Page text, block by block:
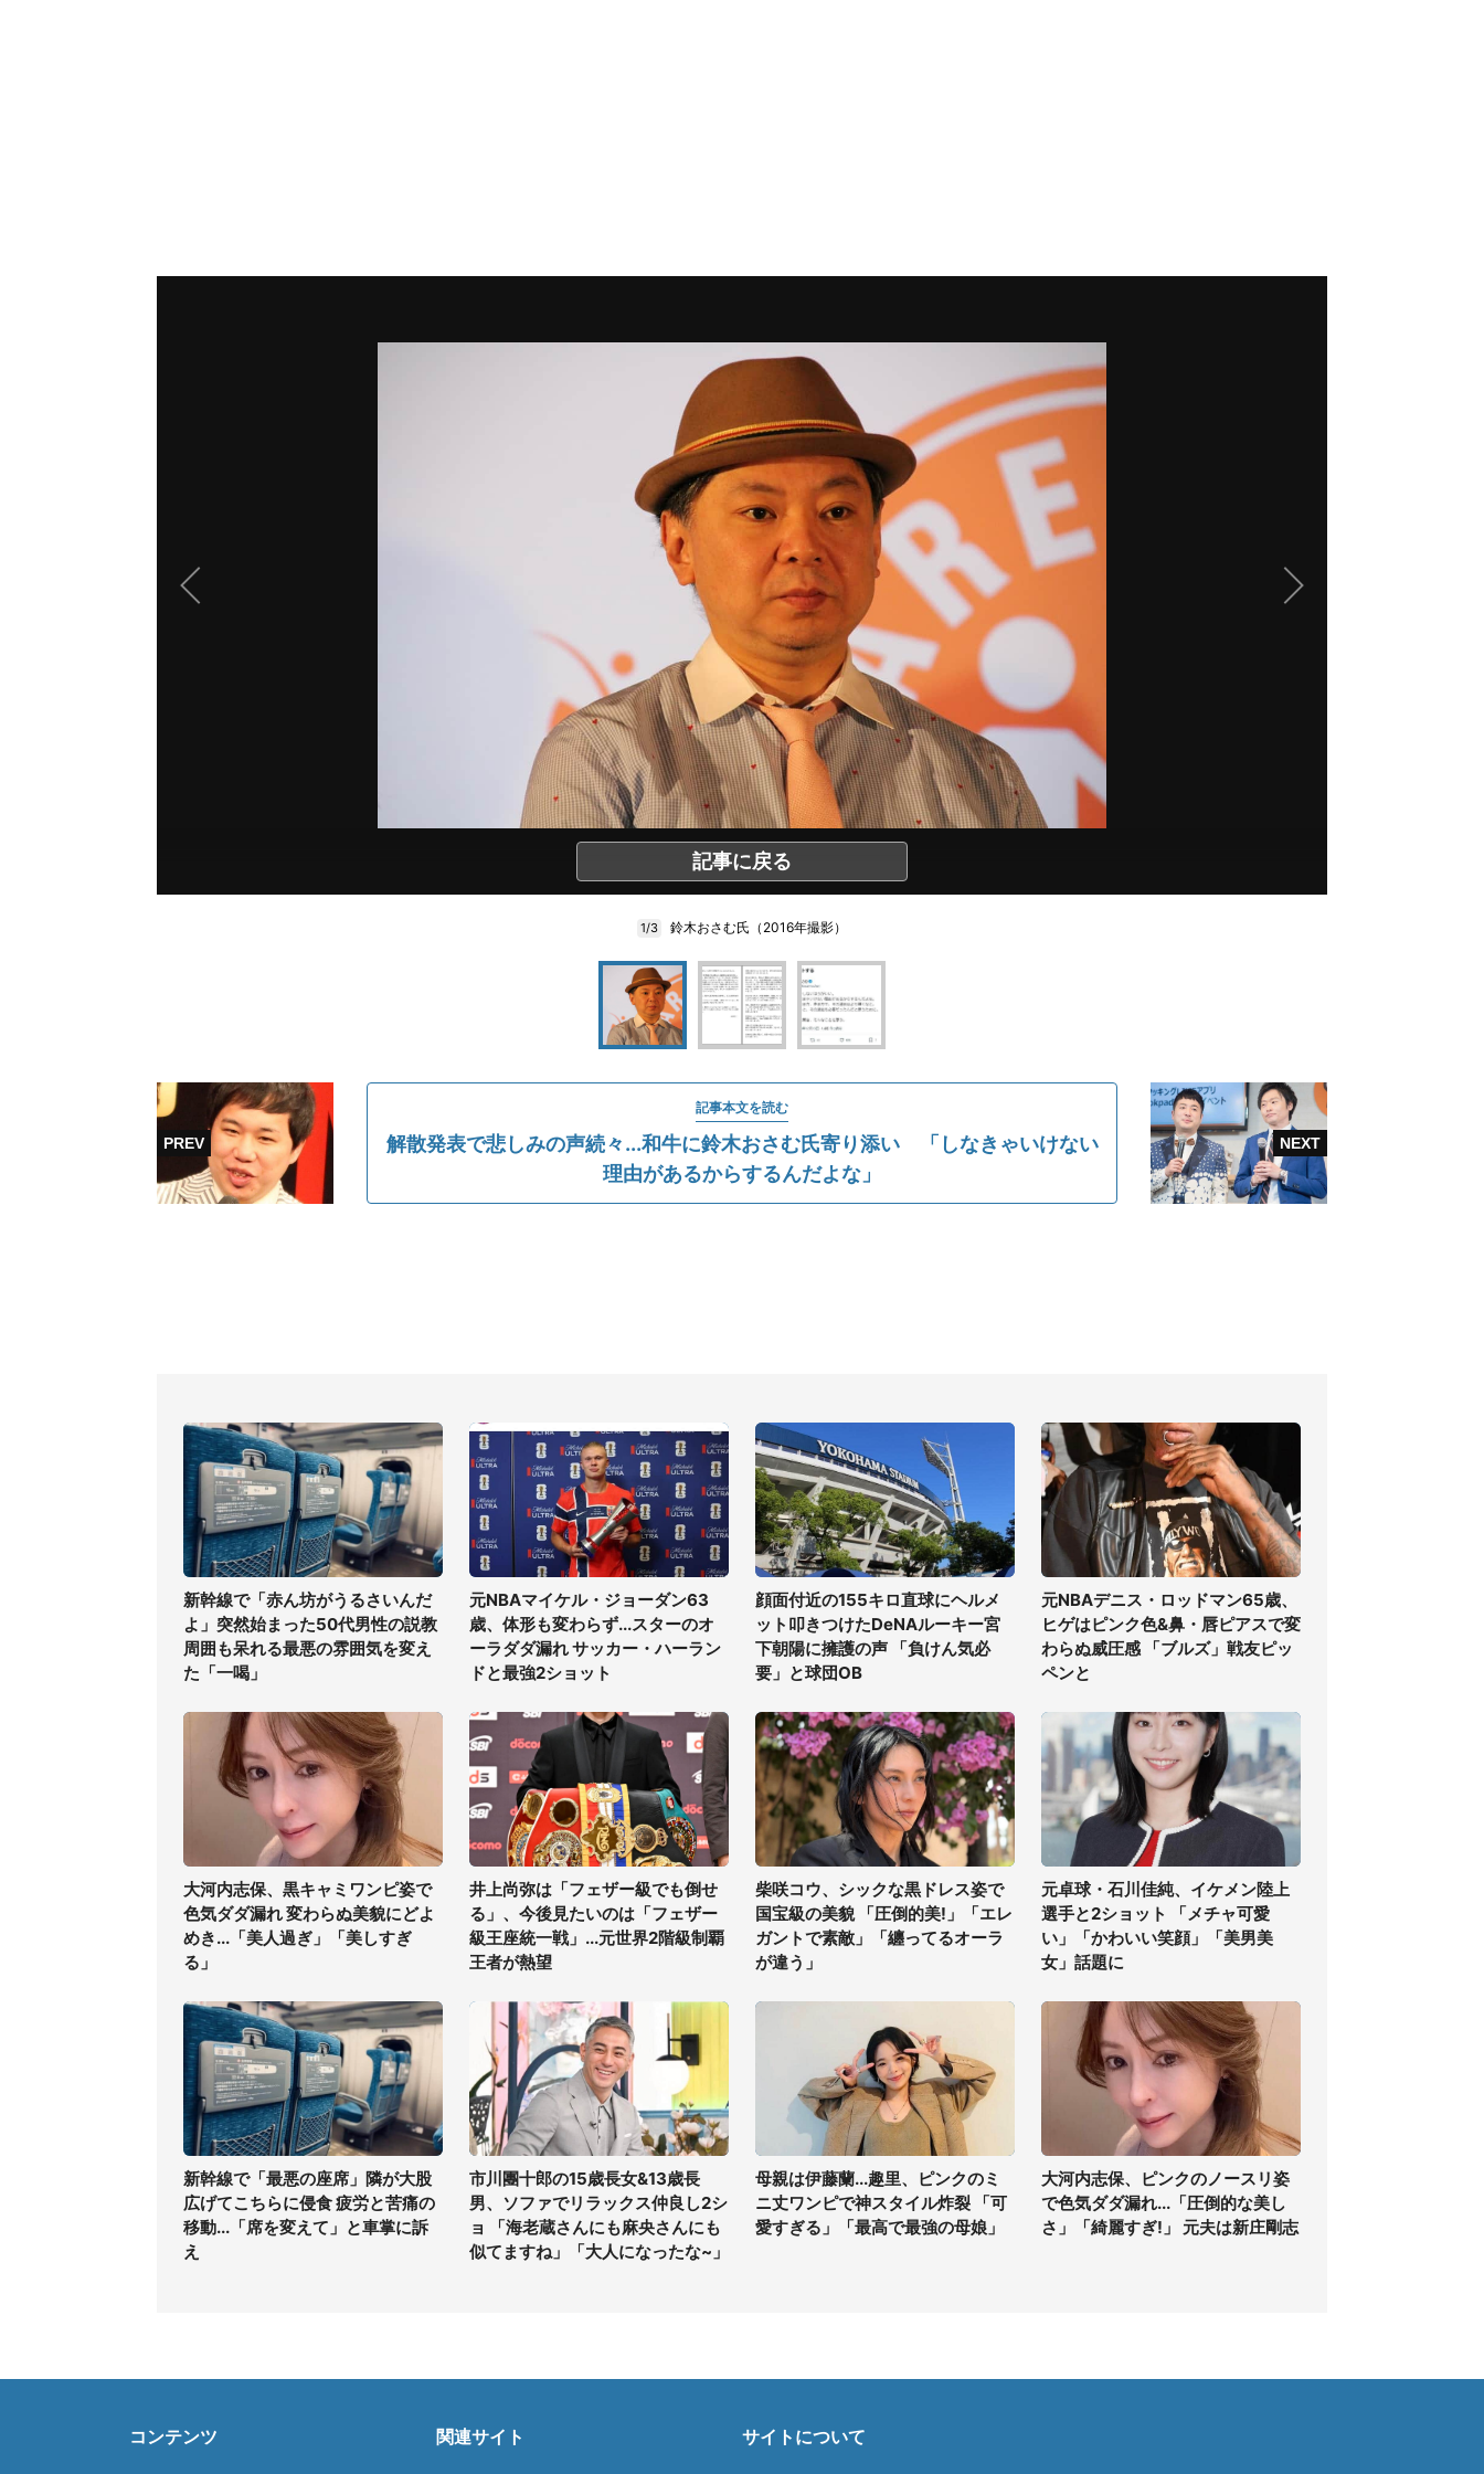
記事に戻る
1/3 鈴木おさむ氏（2016年撮影）
記事本文を読む
解散発表で悲しみの声続々...和牛に鈴木おさむ氏寄り添い 「しなきゃいけない
理由があるからするんだよな」
新幹線で「赤ん坊がうるさいんだ
よ」突然始まった50代男性の説教
周囲も呆れる最悪の雰囲気を変え
た「一喝」
元NBAマイケル・ジョーダン63
歳、体形も変わらず...スターのオ
ーラダダ漏れ サッカー・ハーラン
ドと最強2ショット
顔面付近の155キロ直球にヘルメ
ット叩きつけたDeNAルーキー宮
下朝陽に擁護の声 「負けん気必
要」と球団OB
元NBAデニス・ロッドマン65歳、
ヒゲはピンク色&鼻・唇ピアスで変
わらぬ威圧感 「ブルズ」戦友ピッ
ペンと
大河内志保、黒キャミワンピ姿で
色気ダダ漏れ 変わらぬ美貌にどよ
めき...「美人過ぎ」「美しすぎ
る」
井上尚弥は「フェザー級でも倒せ
る」、今後見たいのは「フェザー
級王座統一戦」...元世界2階級制覇
王者が熱望
柴咲コウ、シックな黒ドレス姿で
国宝級の美貌 「圧倒的美!」「エレ
ガントで素敵」「纏ってるオーラ
が違う」
元卓球・石川佳純、イケメン陸上
選手と2ショット 「メチャ可愛
い」「かわいい笑顔」「美男美
女」話題に
新幹線で「最悪の座席」隣が大股
広げてこちらに侵食 疲労と苦痛の
移動...「席を変えて」と車掌に訴
え
市川團十郎の15歳長女&13歳長
男、ソファでリラックス仲良し2シ
ョ 「海老蔵さんにも麻央さんにも
似てますね」「大人になったな~」
母親は伊藤蘭...趣里、ピンクのミ
ニ丈ワンピで神スタイル炸裂 「可
愛すぎる」「最高で最強の母娘」
大河内志保、ピンクのノースリ姿
で色気ダダ漏れ...「圧倒的な美し
さ」「綺麗すぎ!」 元夫は新庄剛志
コンテンツ 関連サイト サイトについて